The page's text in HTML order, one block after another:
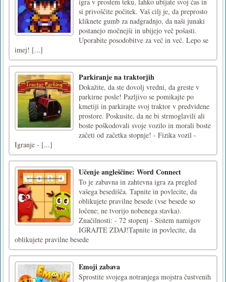
si privoščite počitek. Vaš cilj je, da preprosto
kliknete gumb za nadgradnjo, da naši junaki
postanejo močnejši in ubijejo več pošasti.
Uporabite posodobitve za več in več. Lepo se
imej! [...]
Parkiranje na traktorjih
Dokažite, da ste dovolj vredni, da greste v
parkirne posle! Pazljivo se pomikajte po
kmetiji in parkirajte svoj traktor v predvidene
prostore. Poskusite, da ne bi strmoglavili ali
boste poškodovali svoje vozilo in morali boste
začeti od začetka stopnje! - Fizika vozil -
Igranje - [...]
Učenje angleščine: Word Connect
To je zabavna in zahtevna igra za pregled
vašega besedišča. Tapnite in povlecite, da
oblikujete pravilne besede (vse besede so
ločene; ne tvorijo nobenega stavka).
Značilnosti: - 72 stopenj - Sistem namigov
IGRAJTE ZDAJ!Tapnite in povlecite, da
oblikujete pravilne besede
Emoji zabava
Sprostite svojega notranjega mojstra čustvenih